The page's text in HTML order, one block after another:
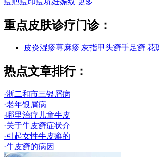
重点皮肤诊疗门诊：
皮炎湿疹荨麻疹 灰指甲头癣手足癣 花
热点文章排行：
·浙二和市三银屑病
·老年银屑病
·哪里治疗儿童牛皮
·关于牛皮癣症状介
·引起女性牛皮癣的
·牛皮癣的病因